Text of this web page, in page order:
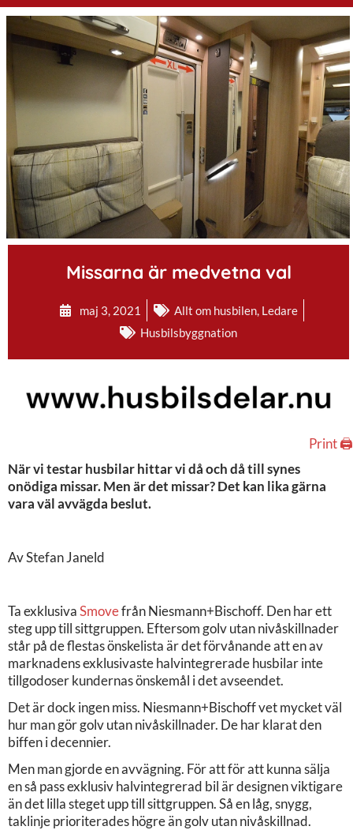
Missarna är medvetna val
maj 3, 2021 Allt om husbilen, Ledare
Husbilsbyggnation
Print 🖨
När vi testar husbilar hittar vi då och då till synes
onödiga missar. Men är det missar? Det kan lika gärna
vara väl avvägda beslut.
Av Stefan Janeld
Ta exklusivaSmovefrån Niesmann+Bischoff. Den har ett
steg upp till sittgruppen. Eftersom golv utan nivåskillnader
står på de flestas önskelista är det förvånande att en av
marknadens exklusivaste halvintegrerade husbilar inte
tillgodoser kundernas önskemål i det avseendet.
Det är dock ingen miss. Niesmann+Bischoff vet mycket väl
hur man gör golv utan nivåskillnader. De har klarat den
biffen i decennier.
Men man gjorde en avvägning. För att för att kunna sälja
en så pass exklusiv halvintegrerad bil är designen viktigare
än det lilla steget upp till sittgruppen. Så en låg, snygg,
taklinje prioriterades högre än golv utan nivåskillnad.